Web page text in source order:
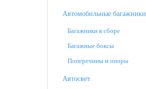
Автомобильные багажники
Багажники в сборе
Багажные боксы
Поперечины и опоры
Автосвет